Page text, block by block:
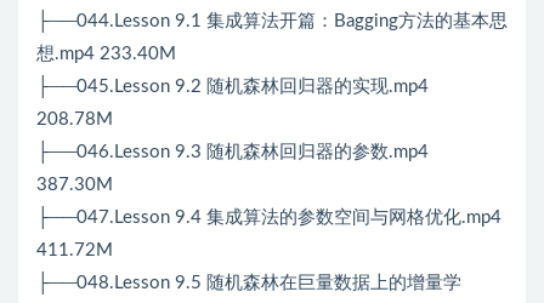
├──044.Lesson 9.1 集成算法开篇：Bagging方法的基本思
想.mp4 233.40M
├──045.Lesson 9.2 随机森林回归器的实现.mp4
208.78M
├──046.Lesson 9.3 随机森林回归器的参数.mp4
387.30M
├──047.Lesson 9.4 集成算法的参数空间与网格优化.mp4
411.72M
├──048.Lesson 9.5 随机森林在巨量数据上的增量学